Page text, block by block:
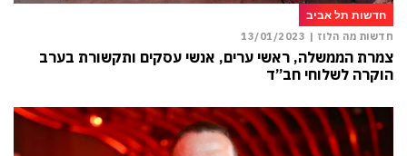
חדשות תל אביב
חדשות מה הלוז | 13/01/2023
צמרת הממשלה, ראשי ערים, אנשי עסקים ותקשורת בערב
הוקרה לשלוחי חב”ד